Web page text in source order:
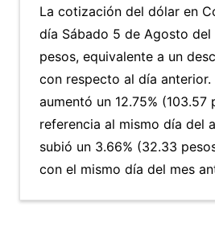
La cotización del dólar en
día Sábado 5 de Agosto del
pesos, equivalente a un
con respecto al día anterior.
aumentó un 12.75% (103.57
referencia al mismo día del
subió un 3.66% (32.33
con el mismo día del mes